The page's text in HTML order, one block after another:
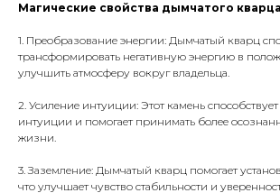
Магические свойства дымчатого кварца
1. Преобразование энергии: Дымчатый кварц
трансформировать негативную энергию в
улучшить атмосферу вокруг владельца.
2. Усиление интуиции: Этот камень
интуиции и помогает принимать более
жизни.
3. Заземление: Дымчатый кварц помогает
что улучшает чувство стабильности и